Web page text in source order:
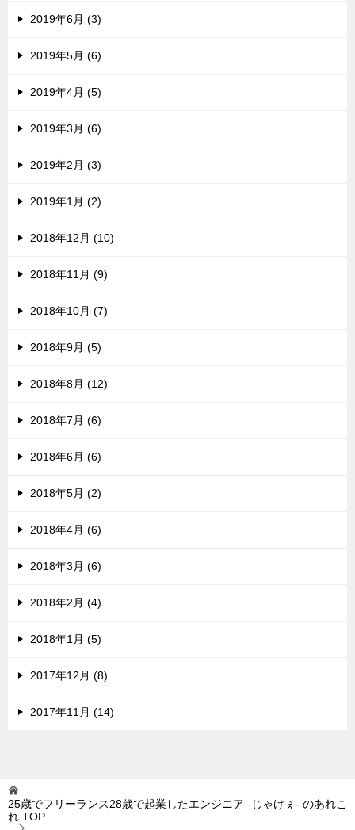
2019年6月 (3)
2019年5月 (6)
2019年4月 (5)
2019年3月 (6)
2019年2月 (3)
2019年1月 (2)
2018年12月 (10)
2018年11月 (9)
2018年10月 (7)
2018年9月 (5)
2018年8月 (12)
2018年7月 (6)
2018年6月 (6)
2018年5月 (2)
2018年4月 (6)
2018年3月 (6)
2018年2月 (4)
2018年1月 (5)
2017年12月 (8)
2017年11月 (14)
25歳でフリーランス28歳で起業したエンジニア -じゃけぇ- のあれこ
れ TOP